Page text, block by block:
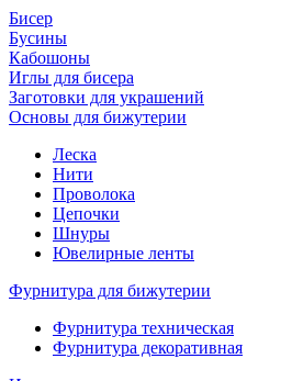
Бисер
Бусины
Кабошоны
Иглы для бисера
Заготовки для украшений
Основы для бижутерии
Леска
Нити
Проволока
Цепочки
Шнуры
Ювелирные ленты
Фурнитура для бижутерии
Фурнитура техническая
Фурнитура декоративная